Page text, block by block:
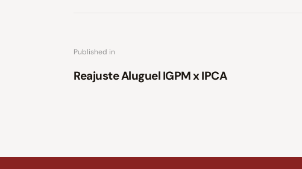
Published in
Reajuste Aluguel IGPM x IPCA